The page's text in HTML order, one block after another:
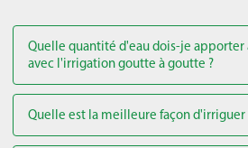
Quelle quantité d'eau dois-je apporter
avec l'irrigation goutte à goutte ?
Quelle est la meilleure façon d'irriguer